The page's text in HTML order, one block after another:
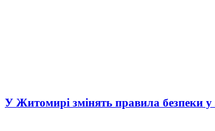
У Житомирі змінять правила безпеки у